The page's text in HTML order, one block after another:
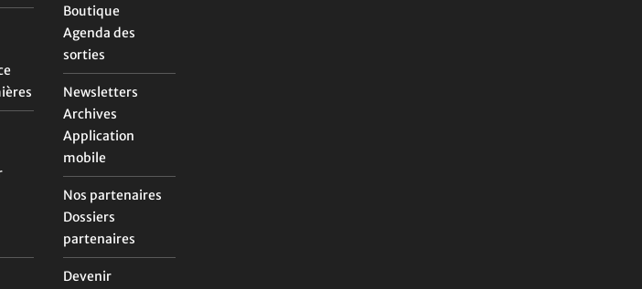
Boutique
Agenda des
sorties
Newsletters
Archives
Application
mobile
Nos partenaires
Dossiers
partenaires
Devenir